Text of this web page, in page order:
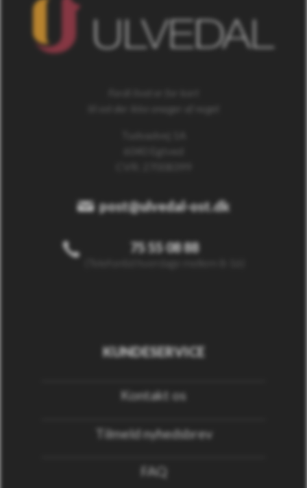
post@ulvedal-ost.dk
75 55 08 88
KUNDESERVICE
Kontakt os
Tilmeld nyhedsbrev
FAQ